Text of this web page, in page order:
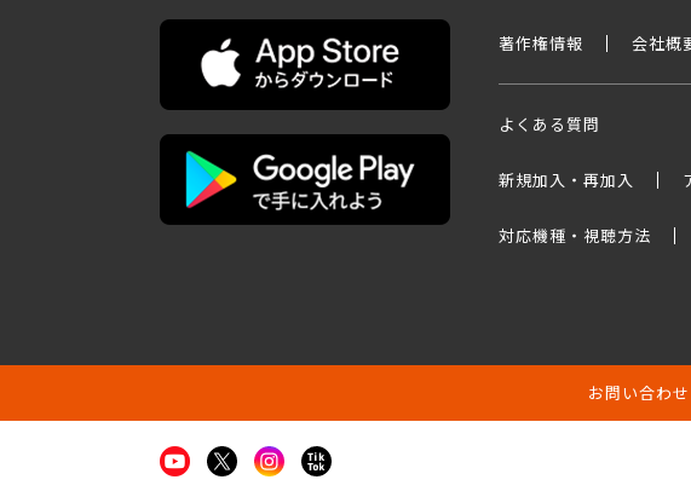
著作権情報 会社概
よくある質問
新規加入・再加入
対応機種・視聴方法
お問い合わせ
Youtube
X Instagram
TikTok